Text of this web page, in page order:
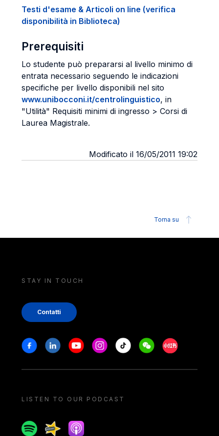
Testi d'esame & Articoli on line (verifica
disponibilità in Biblioteca)
Prerequisiti
Lo studente può prepararsi al livello minimo di
entrata necessario seguendo le indicazioni
specifiche per livello disponibili nel sito
www.unibocconi.it/centrolinguistico, in
"Utilità" Requisiti minimi di ingresso > Corsi di
Laurea Magistrale.
Modificato il 16/05/2011 19:02
Torna su
STAY IN TOUCH
Contatti
Stay in touch
FacebookLinkedinYoutubeInstagram
Tiktok WeechatXiaohongshu/
LISTEN TO OUR PODCAST
SpotifySpreakerApple podcast